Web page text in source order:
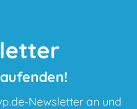
Newsletter an und